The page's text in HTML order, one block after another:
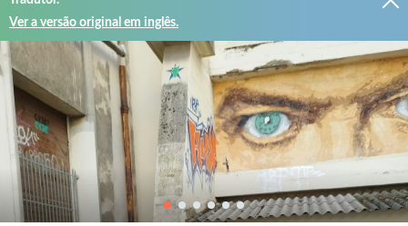
Ver a versão original em inglês.